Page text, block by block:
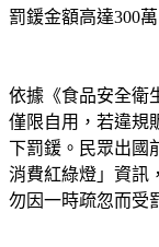
罰鍰金額高達300
依據《食品安全衛
僅限自用，若違規
下罰鍰。民眾出國
消費紅綠燈」資訊
勿因一時疏忽而受